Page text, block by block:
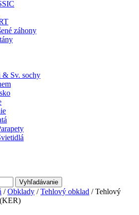
záhony
& Sv. sochy
Vyhľadávanie
/Obklady /Tehlový obklad / Tehlový